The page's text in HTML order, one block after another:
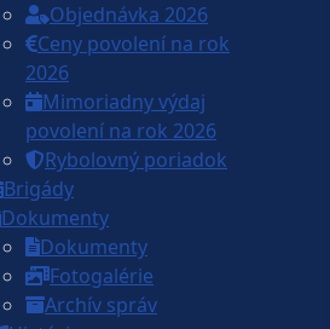
Objednávka 2026
Ceny povolení na rok
2026
Mimoriadny výdaj
povolení na rok 2026
Rybolovný poriadok
Brigády
Dokumenty
Dokumenty
Fotogalérie
Archív správ